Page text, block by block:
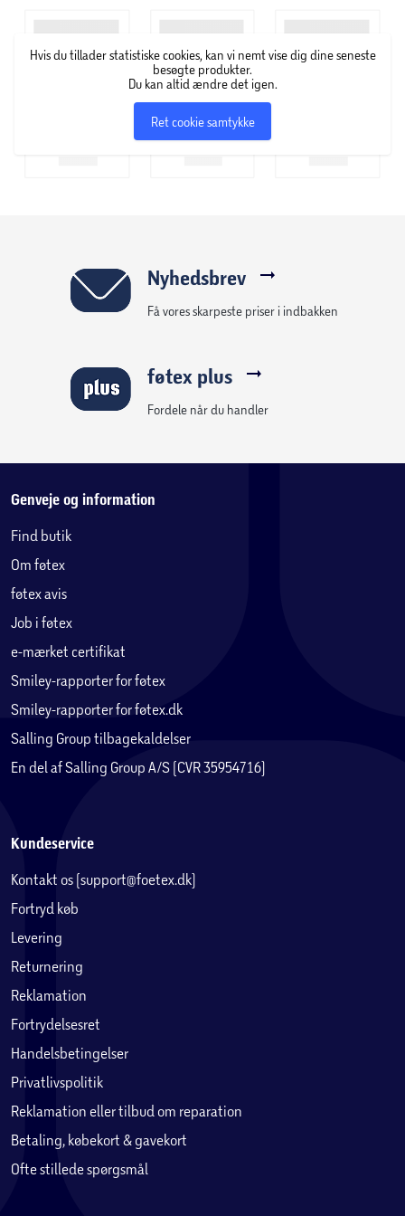
Hvis du tillader statistiske cookies, kan vi nemt vise dig dine seneste
besøgte produkter.
Du kan altid ændre det igen.
Ret cookie samtykke
Nyhedsbrev
Få vores skarpeste priser i indbakken
føtex plus
Fordele når du handler
Genveje og information
Find butik
Om føtex
føtex avis
Job i føtex
e-mærket certifikat
Smiley-rapporter for føtex
Smiley-rapporter for føtex.dk
Salling Group tilbagekaldelser
En del af Salling Group A/S (CVR 35954716)
Kundeservice
Kontakt os (support@foetex.dk)
Fortryd køb
Levering
Returnering
Reklamation
Fortrydelsesret
Handelsbetingelser
Privatlivspolitik
Reklamation eller tilbud om reparation
Betaling, købekort & gavekort
Ofte stillede spørgsmål